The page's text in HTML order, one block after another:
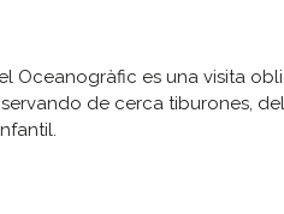
Oceanogràfic es una visita
de cerca tiburones,